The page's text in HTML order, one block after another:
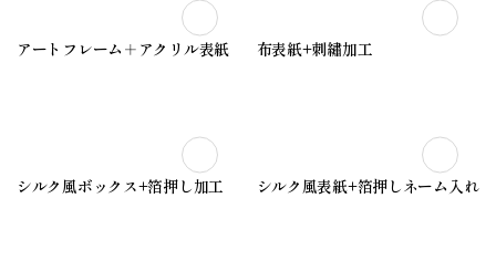
採用情報
お問い合せ
アートフレーム＋アクリル表紙 布表紙+刺繡加工
シルク風ボックス+箔押し加工 シルク風表紙+箔押しネーム入れ